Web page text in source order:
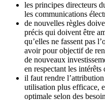
les principes directeurs
les communications
de nouvelles règles
précis qui doivent être
qu’elles ne fassent pas
avoir pour objectif de
de nouveaux
en respectant les intérêts
il faut rendre
utilisation plus efficace,
optimale selon des